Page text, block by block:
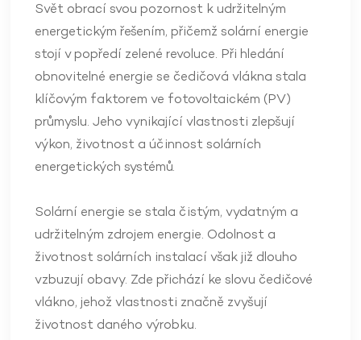
Svět obrací svou pozornost k udržitelným
energetickým řešením, přičemž solární energie
stojí v popředí zelené revoluce. Při hledání
obnovitelné energie se čedičová vlákna stala
klíčovým faktorem ve fotovoltaickém (PV)
průmyslu. Jeho vynikající vlastnosti zlepšují
výkon, životnost a účinnost solárních
energetických systémů.
Solární energie se stala čistým, vydatným a
udržitelným zdrojem energie. Odolnost a
životnost solárních instalací však již dlouho
vzbuzují obavy. Zde přichází ke slovu čedičové
vlákno, jehož vlastnosti značně zvyšují
životnost daného výrobku.